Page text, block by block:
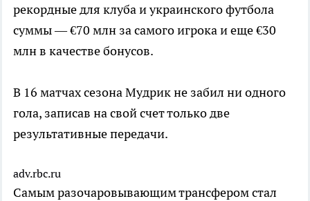
рекордные для клуба и украинского футбола
суммы — €70 млн за самого игрока и еще €30
млн в качестве бонусов.
В 16 матчах сезона Мудрик не забил ни одного
гола, записав на свой счет только две
результативные передачи.
adv.rbc.ru
Самым разочаровывающим трансфером стал